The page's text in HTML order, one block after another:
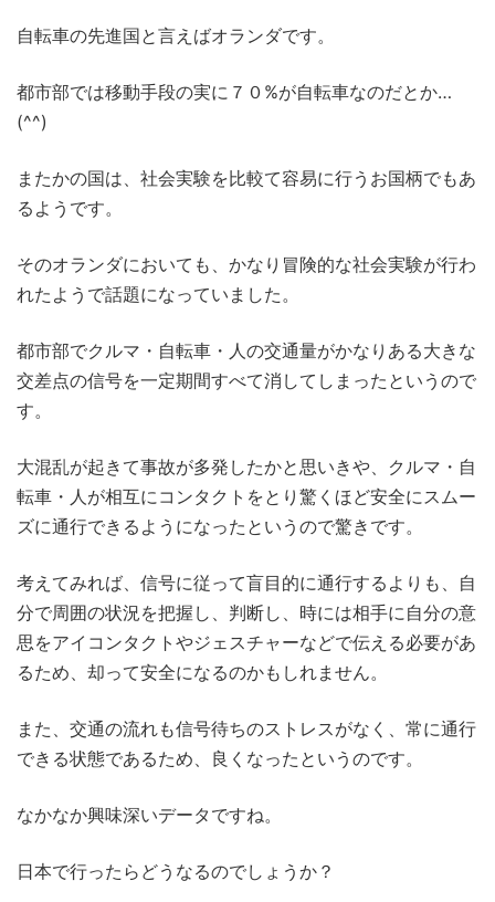
自転車の先進国と言えばオランダです。
都市部では移動手段の実に７０%が自転車なのだとか…
(^^)
またかの国は、社会実験を比較て容易に行うお国柄でもあ
るようです。
そのオランダにおいても、かなり冒険的な社会実験が行わ
れたようで話題になっていました。
都市部でクルマ・自転車・人の交通量がかなりある大きな
交差点の信号を一定期間すべて消してしまったというので
す。
大混乱が起きて事故が多発したかと思いきや、クルマ・自
転車・人が相互にコンタクトをとり驚くほど安全にスムー
ズに通行できるようになったというので驚きです。
考えてみれば、信号に従って盲目的に通行するよりも、自
分で周囲の状況を把握し、判断し、時には相手に自分の意
思をアイコンタクトやジェスチャーなどで伝える必要があ
るため、却って安全になるのかもしれません。
また、交通の流れも信号待ちのストレスがなく、常に通行
できる状態であるため、良くなったというのです。
なかなか興味深いデータですね。
日本で行ったらどうなるのでしょうか？